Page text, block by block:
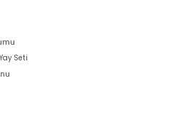
Seti